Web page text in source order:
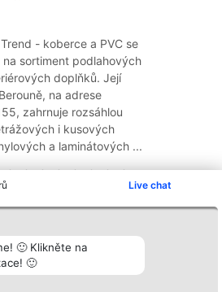
Live chat
🙂 Klikněte na
🙂
- koberce a PVC se
na sortiment podlahových
doplňků. Její
na adrese
zahrnuje rozsáhlou
i kusových
a laminátových ...
Plebiscyt
Vítězové
Seznam všech
laureátů
Kontakt